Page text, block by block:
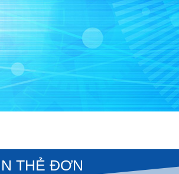
THẺ ĐƠN